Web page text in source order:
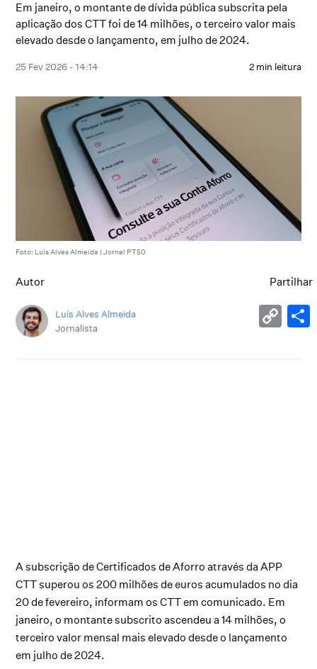
Em janeiro, o montante de dívida pública subscrita pela
aplicação dos CTT foi de 14 milhões, o terceiro valor mais
elevado desde o lançamento, em julho de 2024.
25 Fev 2026 - 14:14 2 min leitura
Foto: Luís Alves Almeida | Jornal PT50
Autor
Luís Alves Almeida
Jornalista
Partilhar
A subscrição de Certificados de Aforro através da APP
CTT superou os 200 milhões de euros acumulados no dia
20 de fevereiro, informam os CTT em comunicado. Em
janeiro, o montante subscrito ascendeu a 14 milhões, o
terceiro valor mensal mais elevado desde o lançamento
em julho de 2024.